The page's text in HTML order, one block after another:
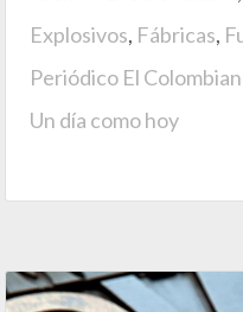
Explosivos, Fábricas,
Periódico El
Un día como hoy